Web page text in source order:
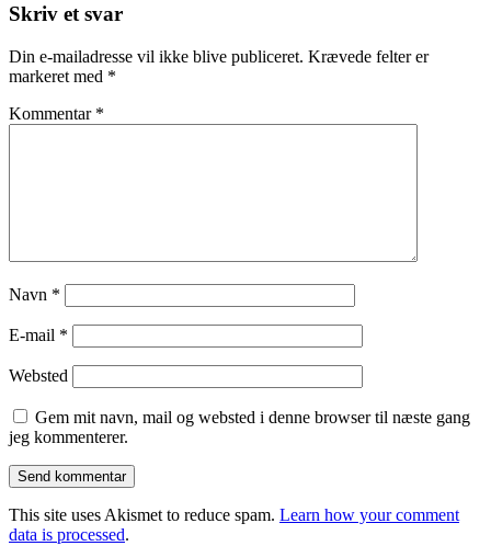
Skriv et svar
Din e-mailadresse vil ikke blive publiceret. Krævede felter er
markeret med *
Kommentar *
Navn *
E-mail *
Websted
Gem mit navn, mail og websted i denne browser til næste gang
jeg kommenterer.
This site uses Akismet to reduce spam. Learn how your comment
data is processed.